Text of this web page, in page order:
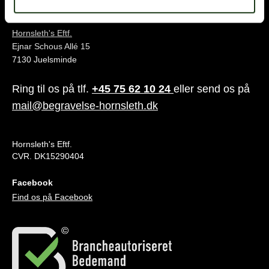
Hornsleth's Eftf.
Ejnar Schous Allé 15
7130 Juelsminde
Ring til os på tlf. +45 75 62 10 24 eller send os på
mail@begravelse-hornsleth.dk
Hornsleth's Eftf.
CVR. DK15290404
Facebook
Find os på Facebook